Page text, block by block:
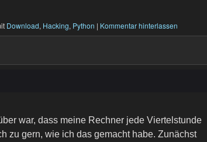
Download, Hacking, Python | Kommentar hinterlassen
war, dass meine Rechner jede Viertelstunde
zu gern, wie ich das gemacht habe. Zunächst